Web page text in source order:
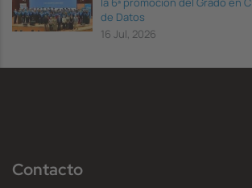
de Datos
16 Jul, 2026
Contacto